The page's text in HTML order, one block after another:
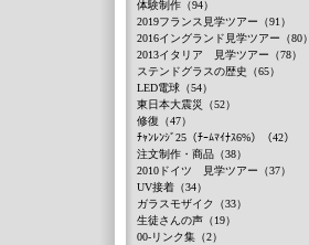
体験制作（94）
2019フランス見学ツアー（91）
2016イングランド見学ツアー（80）
2013イタリア 見学ツアー（78）
ステンドグラスの歴史（65）
LED電球（54）
東日本大震災（52）
修復（47）
ﾁｬﾝﾚﾝｼﾞ25（ﾁｰﾑﾏｲﾅｽ6%）（42）
注文制作・商品（38）
2010ドイツ 見学ツアー（37）
UV接着（34）
ガラスモザイク（33）
生徒さんの声（19）
00-リンク集（2）